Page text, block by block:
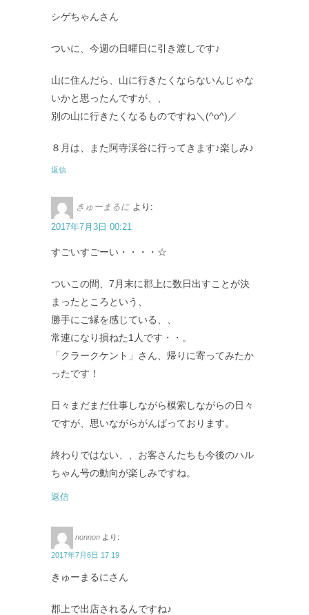
シゲちゃんさん
ついに、今週の日曜日に引き渡しです♪
山に住んだら、山に行きたくならないんじゃな
いかと思ったんですが、、
別の山に行きたくなるものですね＼(^o^)／
８月は、また阿寺渓谷に行ってきます♪楽しみ♪
返信
きゅーまるに より:
2017年7月3日 00:21
すごいすごーい・・・・☆
ついこの間、7月末に郡上に数日出すことが決
まったところという、
勝手にご縁を感じている、、
常連になり損ねた1人です・・。
「クラークケント」さん、帰りに寄ってみたか
ったです！
日々まだまだ仕事しながら模索しながらの日々
ですが、思いながらがんばっております。
終わりではない、、お客さんたちも今後のハル
ちゃん号の動向が楽しみですね。
返信
nonnon より:
2017年7月6日 17:19
きゅーまるにさん
郡上で出店されるんですね♪